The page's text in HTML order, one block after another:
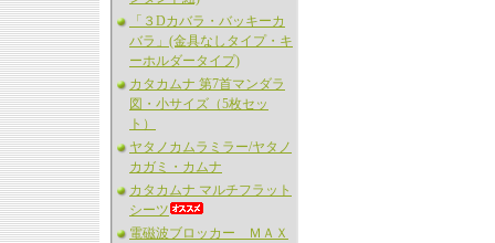
「３Dカバラ・バッキーカ
バラ」(金具なしタイプ・キ
ーホルダータイプ)
カタカムナ 第7首マンダラ
図・小サイズ（5枚セッ
ト）
ヤタノカムラミラー/ヤタノ
カガミ・カムナ
カタカムナ マルチフラット
シーツ
電磁波ブロッカー ＭＡＸ